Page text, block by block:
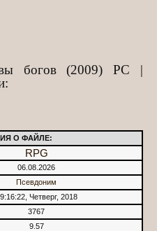
богов (2009) PC |
О ФАЙЛЕ:
RPG
06.08.2026
Псевдоним
Четверг, 2018
3767
9.57